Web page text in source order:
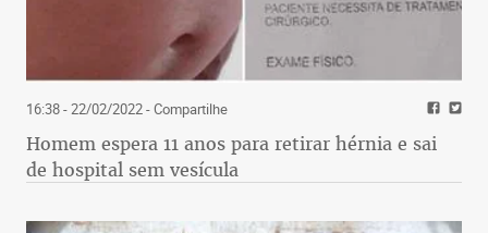
16:38 - 22/02/2022- Compartilhe
Homem espera 11 anos para retirar hérnia e sai
de hospital sem vesícula